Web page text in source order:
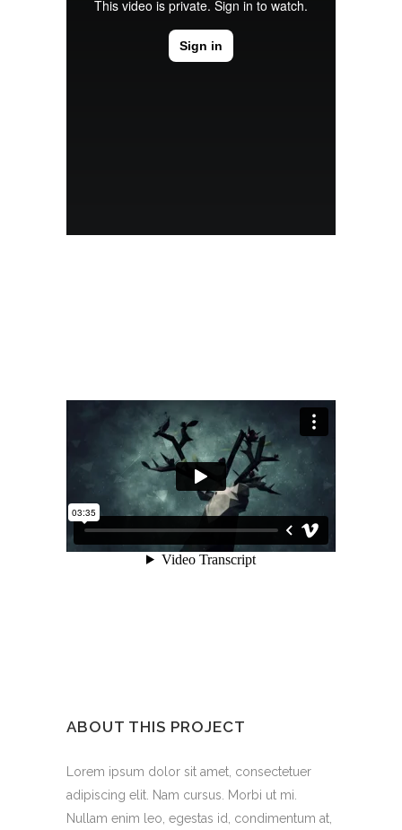
ABOUT THIS PROJECT
Lorem ipsum dolor sit amet, consectetuer
adipiscing elit. Nam cursus. Morbi ut mi.
Nullam enim leo, egestas id, condimentum at,